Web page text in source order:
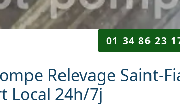
01 34 86 23
Relevage Saint-
Local 24h/7j